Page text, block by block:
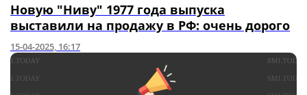
Новую "Ниву" 1977 года выпуска
выставили на продажу в РФ: очень дорого
15-04-2025, 16:17